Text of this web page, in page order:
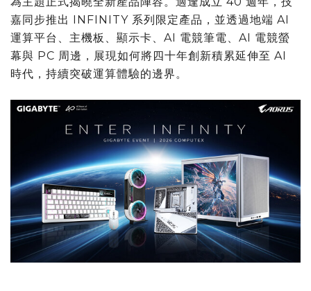
嘉同步推出 INFINITY 系列限定產品，並透過地端 AI
運算平台、主機板、顯示卡、AI 電競筆電、AI 電競螢
幕與 PC 周邊，展現如何將四十年創新積累延伸至 AI
時代，持續突破運算體驗的邊界。